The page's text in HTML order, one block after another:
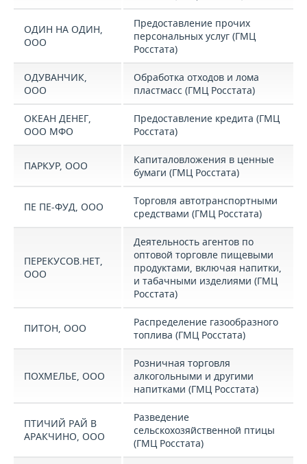
ОДИН НА ОДИН,
ООО
Предоставление прочих
персональных услуг (ГМЦ
Росстата)
ОДУВАНЧИК,
ООО
Обработка отходов и лома
пластмасс (ГМЦ Росстата)
ОКЕАН ДЕНЕГ,
ООО МФО
Предоставление кредита (ГМЦ
Росстата)
ПАРКУР, ООО
Капиталовложения в ценные
бумаги (ГМЦ Росстата)
ПЕ ПЕ-ФУД, ООО
Торговля автотранспортными
средствами (ГМЦ Росстата)
ПЕРЕКУСОВ.НЕТ,
ООО
Деятельность агентов по
оптовой торговле пищевыми
продуктами, включая напитки,
и табачными изделиями (ГМЦ
Росстата)
ПИТОН, ООО
Распределение газообразного
топлива (ГМЦ Росстата)
ПОХМЕЛЬЕ, ООО
Розничная торговля
алкогольными и другими
напитками (ГМЦ Росстата)
ПТИЧИЙ РАЙ В
АРАКЧИНО, ООО
Разведение
сельскохозяйственной птицы
(ГМЦ Росстата)